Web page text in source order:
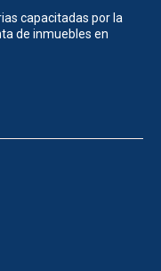
capacitadas por la
de inmuebles en